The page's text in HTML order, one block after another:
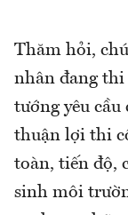
Thăm hỏi,
nhân đang thi
tướng yêu
thuận lợi thi
toàn, tiến độ,
sinh môi